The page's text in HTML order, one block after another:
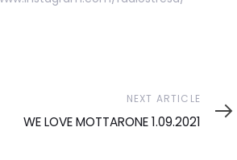
Article
NEXT ARTICLE
WE LOVE MOTTARONE 1.09.2021